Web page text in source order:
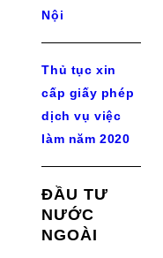
Nội
Thủ tục xin
cấp giấy phép
dịch vụ việc
làm năm 2020
ĐẦU TƯ
NƯỚC
NGOÀI